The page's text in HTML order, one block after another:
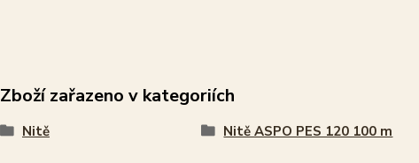
Zboží zařazeno v kategoriích
Nitě Nitě ASPO PES 120 100 m